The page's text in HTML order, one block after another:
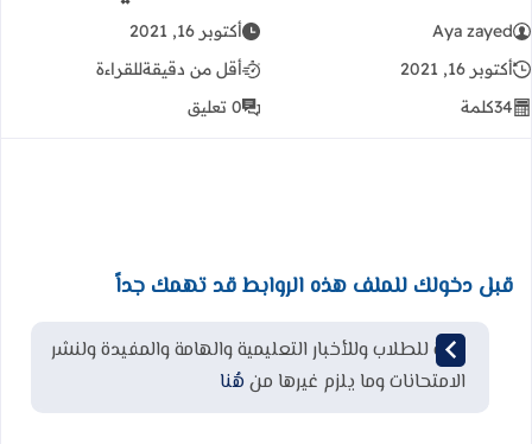
Aya zayed
أكتوبر 16, 2021
أكتوبر 16, 2021
أقل من دقيقةللقراءة
34كلمة 0 تعليق
قبل دخولك للملف هذه الروابط قد تهمك جداً
قناة للطلاب وللأخبار التعليمية والهامة والمفيدة ولنشر
الامتحانات وما يلزم غيرها من هُنا